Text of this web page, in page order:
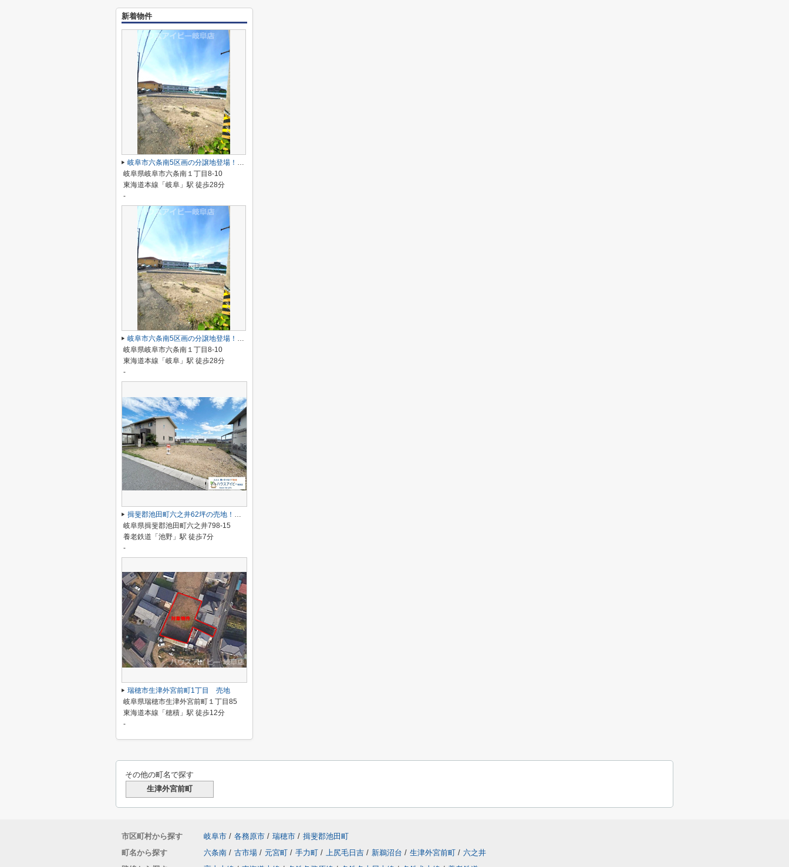
新着物件
岐阜市六条南5区画の分譲地登場！敷地広々53坪以上！南道路日当り良好♪建築条件はございません！
岐阜県岐阜市六条南１丁目8-10
東海道本線「岐阜」駅 徒歩28分
-
岐阜市六条南5区画の分譲地登場！敷地広々53坪以上！南道路日当り良好♪建築条件はございません！
岐阜県岐阜市六条南１丁目8-10
東海道本線「岐阜」駅 徒歩28分
-
揖斐郡池田町六之井62坪の売地！建築条件なし！お好きなハウスメーカーさんで理想のお家が建てられます♪
岐阜県揖斐郡池田町六之井798-15
養老鉄道「池野」駅 徒歩7分
-
瑞穂市生津外宮前町1丁目 売地
岐阜県瑞穂市生津外宮前町１丁目85
東海道本線「穂積」駅 徒歩12分
-
その他の町名で探す
生津外宮前町
市区町村から探す 岐阜市 / 各務原市 / 瑞穂市 / 揖斐郡池田町
町名から探す
六条南 / 古市場 / 元宮町 / 手力町 / 上尻毛日吉 / 新鵜沼台 / 生津外宮前町 / 六之井